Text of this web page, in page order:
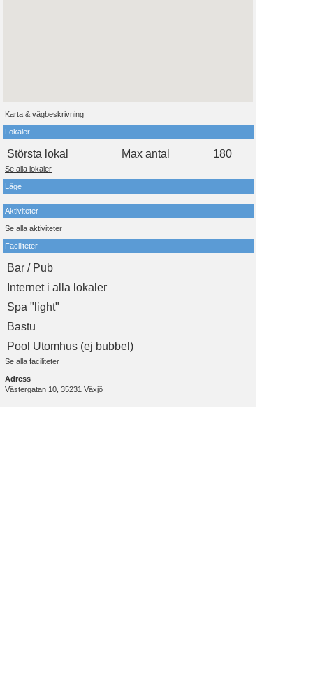
Karta & vägbeskrivning
Lokaler
Största lokal Max antal 180
Se alla lokaler
Läge
Aktiviteter
Se alla aktiviteter
Faciliteter
Bar / Pub
Internet i alla lokaler
Spa "light"
Bastu
Pool Utomhus (ej bubbel)
Se alla faciliteter
Adress
Västergatan 10, 35231 Växjö